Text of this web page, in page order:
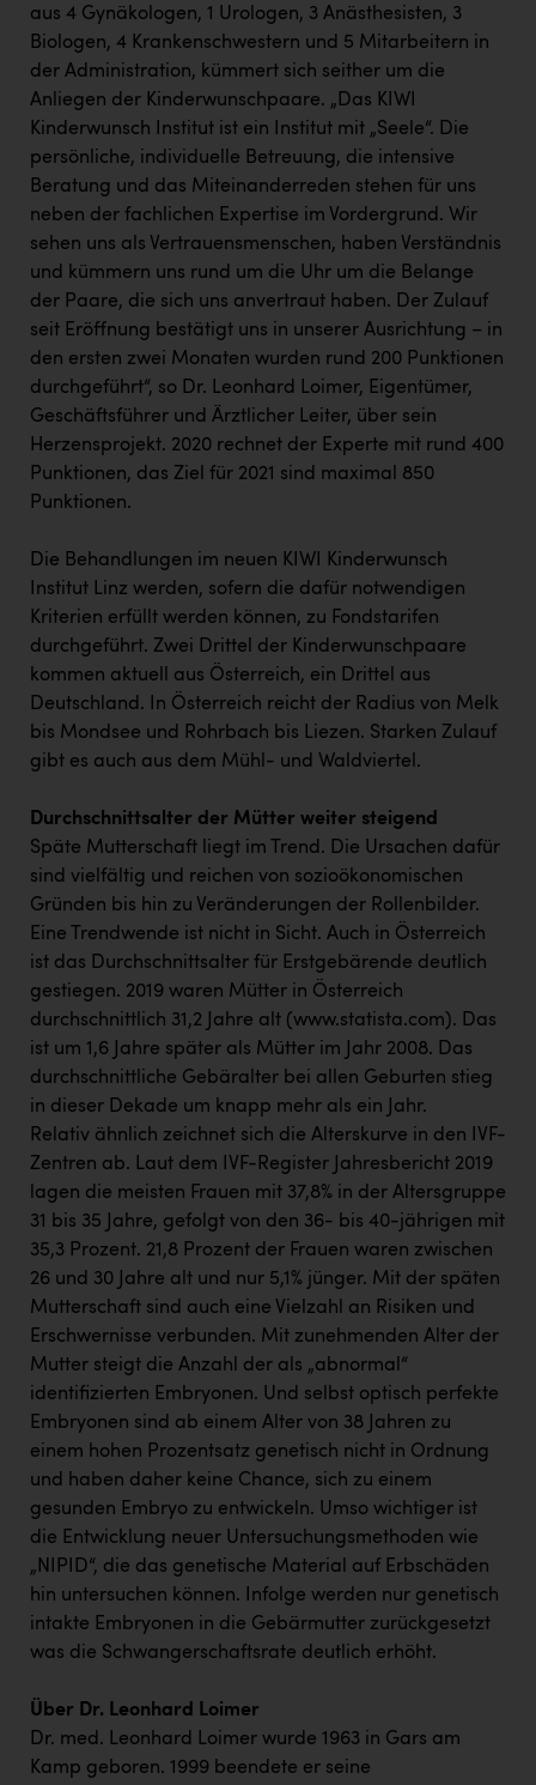
aus 4 Gynäkologen, 1 Urologen, 3 Anästhesisten, 3
Biologen, 4 Krankenschwestern und 5 Mitarbeitern in
der Administration, kümmert sich seither um die
Anliegen der Kinderwunschpaare. „Das KIWI
Kinderwunsch Institut ist ein Institut mit „Seele“. Die
persönliche, individuelle Betreuung, die intensive
Beratung und das Miteinanderreden stehen für uns
neben der fachlichen Expertise im Vordergrund. Wir
sehen uns als Vertrauensmenschen, haben Verständnis
und kümmern uns rund um die Uhr um die Belange
der Paare, die sich uns anvertraut haben. Der Zulauf
seit Eröffnung bestätigt uns in unserer Ausrichtung – in
den ersten zwei Monaten wurden rund 200 Punktionen
durchgeführt“, so Dr. Leonhard Loimer, Eigentümer,
Geschäftsführer und Ärztlicher Leiter, über sein
Herzensprojekt. 2020 rechnet der Experte mit rund 400
Punktionen, das Ziel für 2021 sind maximal 850
Punktionen.
Die Behandlungen im neuen KIWI Kinderwunsch
Institut Linz werden, sofern die dafür notwendigen
Kriterien erfüllt werden können, zu Fondstarifen
durchgeführt. Zwei Drittel der Kinderwunschpaare
kommen aktuell aus Österreich, ein Drittel aus
Deutschland. In Österreich reicht der Radius von Melk
bis Mondsee und Rohrbach bis Liezen. Starken Zulauf
gibt es auch aus dem Mühl- und Waldviertel.
Durchschnittsalter der Mütter weiter steigend
Späte Mutterschaft liegt im Trend. Die Ursachen dafür
sind vielfältig und reichen von sozioökonomischen
Gründen bis hin zu Veränderungen der Rollenbilder.
Eine Trendwende ist nicht in Sicht. Auch in Österreich
ist das Durchschnittsalter für Erstgebärende deutlich
gestiegen. 2019 waren Mütter in Österreich
durchschnittlich 31,2 Jahre alt (www.statista.com). Das
ist um 1,6 Jahre später als Mütter im Jahr 2008. Das
durchschnittliche Gebäralter bei allen Geburten stieg
in dieser Dekade um knapp mehr als ein Jahr.
Relativ ähnlich zeichnet sich die Alterskurve in den IVF-
Zentren ab. Laut dem IVF-Register Jahresbericht 2019
lagen die meisten Frauen mit 37,8% in der Altersgruppe
31 bis 35 Jahre, gefolgt von den 36- bis 40-jährigen mit
35,3 Prozent. 21,8 Prozent der Frauen waren zwischen
26 und 30 Jahre alt und nur 5,1% jünger. Mit der späten
Mutterschaft sind auch eine Vielzahl an Risiken und
Erschwernisse verbunden. Mit zunehmenden Alter der
Mutter steigt die Anzahl der als „abnormal“
identifizierten Embryonen. Und selbst optisch perfekte
Embryonen sind ab einem Alter von 38 Jahren zu
einem hohen Prozentsatz genetisch nicht in Ordnung
und haben daher keine Chance, sich zu einem
gesunden Embryo zu entwickeln. Umso wichtiger ist
die Entwicklung neuer Untersuchungsmethoden wie
„NIPID“, die das genetische Material auf Erbschäden
hin untersuchen können. Infolge werden nur genetisch
intakte Embryonen in die Gebärmutter zurückgesetzt
was die Schwangerschaftsrate deutlich erhöht.
Über Dr. Leonhard Loimer
Dr. med. Leonhard Loimer wurde 1963 in Gars am
Kamp geboren. 1999 beendete er seine